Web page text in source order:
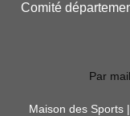
Comité
Par
Maison des Sports